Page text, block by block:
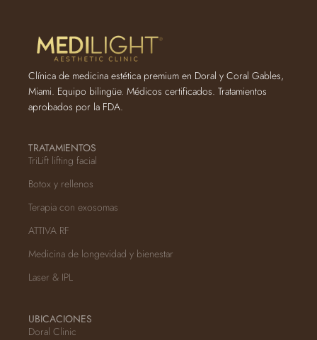
Clínica de medicina estética premium en Doral y Coral Gables,
Miami. Equipo bilingüe. Médicos certificados. Tratamientos
aprobados por la FDA.
TRATAMIENTOS
TriLift lifting facial
Botox y rellenos
Terapia con exosomas
ATTIVA RF
Medicina de longevidad y bienestar
Laser & IPL
UBICACIONES
Doral Clinic